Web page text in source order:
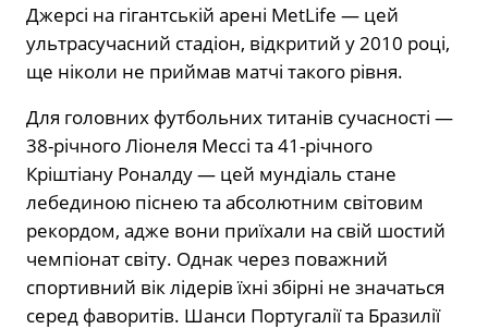
Джерсі на гігантській арені MetLife — цей
ультрасучасний стадіон, відкритий у 2010 році,
ще ніколи не приймав матчі такого рівня.
Для головних футбольних титанів сучасності —
38-річного Ліонеля Мессі та 41-річного
Кріштіану Роналду — цей мундіаль стане
лебединою піснею та абсолютним світовим
рекордом, адже вони приїхали на свій шостий
чемпіонат світу. Однак через поважний
спортивний вік лідерів їхні збірні не значаться
серед фаворитів. Шанси Португалії та Бразилії